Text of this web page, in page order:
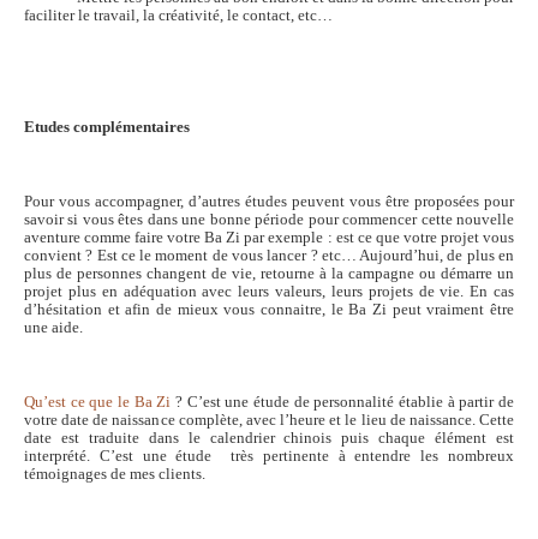
faciliter le travail, la créativité, le contact, etc…
Etudes complémentaires
Pour vous accompagner, d’autres études peuvent vous être proposées pour
savoir si vous êtes dans une bonne période pour commencer cette nouvelle
aventure comme faire votre Ba Zi par exemple : est ce que votre projet vous
convient ? Est ce le moment de vous lancer ? etc… Aujourd’hui, de plus en
plus de personnes changent de vie, retourne à la campagne ou démarre un
projet plus en adéquation avec leurs valeurs, leurs projets de vie. En cas
d’hésitation et afin de mieux vous connaitre, le Ba Zi peut vraiment être
une aide.
Qu’est ce que le Ba Zi ? C’est une étude de personnalité établie à partir de
votre date de naissance complète, avec l’heure et le lieu de naissance. Cette
date est traduite dans le calendrier chinois puis chaque élément est
interprété. C’est une étude très pertinente à entendre les nombreux
témoignages de mes clients.